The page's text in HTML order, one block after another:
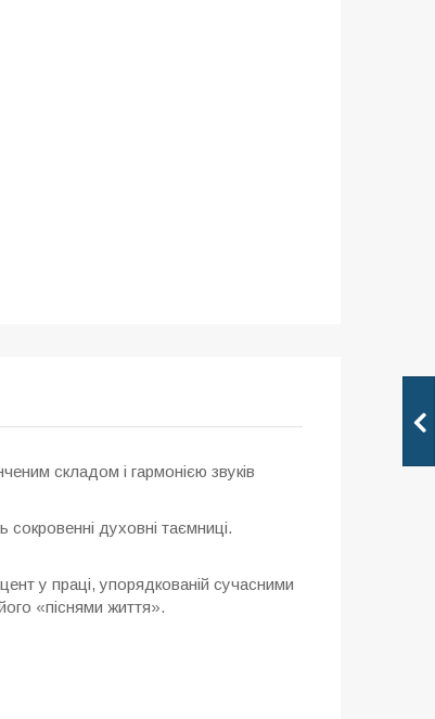
складом і гармонією звуків
сокровенні духовні таємниці.
у праці, упорядкованій сучасними
«піснями життя».